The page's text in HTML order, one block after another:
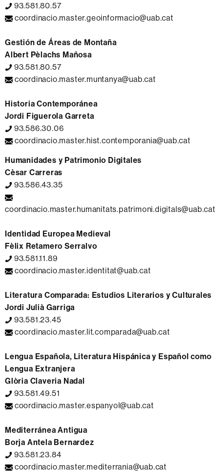
93.581.80.57
coordinacio.master.geoinformacio@uab.cat
Gestión de Áreas de Montaña
Albert Pèlachs Mañosa
93.581.80.57
coordinacio.master.muntanya@uab.cat
Historia Contemporánea
Jordi Figuerola Garreta
93.586.30.06
coordinacio.master.hist.contemporania@uab.cat
Humanidades y Patrimonio Digitales
Cèsar Carreras
93.586.43.35
coordinacio.master.humanitats.patrimoni.digitals@uab.cat
Identidad Europea Medieval
Fèlix Retamero Serralvo
93.581.11.89
coordinacio.master.identitat@uab.cat
Literatura Comparada: Estudios Literarios y Culturales
Jordi Julià Garriga
93.581.23.45
coordinacio.master.lit.comparada@uab.cat
Lengua Española, Literatura Hispánica y Español como
Lengua Extranjera
Glòria Claveria Nadal
93.581.49.51
coordinacio.master.espanyol@uab.cat
Mediterránea Antigua
Borja Antela Bernardez
93.581.23.84
coordinacio.master.mediterrania@uab.cat